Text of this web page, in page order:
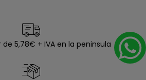
de 5,78€ + IVA en la peninsula